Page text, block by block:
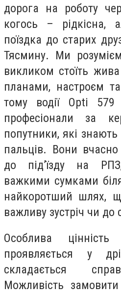
дорога на роботу
когось – рідкісна,
поїздка до старих
Тясмину. Ми
викликом стоїть
планами, настроєм
тому водії Opti
професіонали за
попутники, які знають
пальців. Вони
до під’їзду на
важкими сумками
найкоротший шлях,
важливу зустріч чи до
Особлива
проявляється у
складається
Можливість замовити